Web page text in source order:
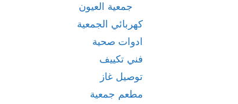
جمعية العيون
كهربائي الجمعية
ادوات صحية
فني تكييف
توصيل غاز
مطعم جمعية